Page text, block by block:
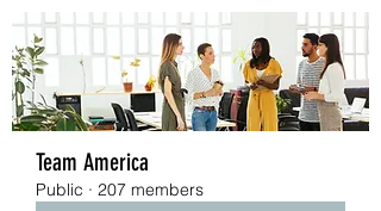
Team America
Public · 207 members